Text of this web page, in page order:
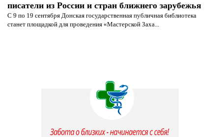
писатели из России и стран ближнего зарубежья
С 9 по 19 сентября Донская государственная публичная библиотека
станет площадкой для проведения «Мастерской Заха...